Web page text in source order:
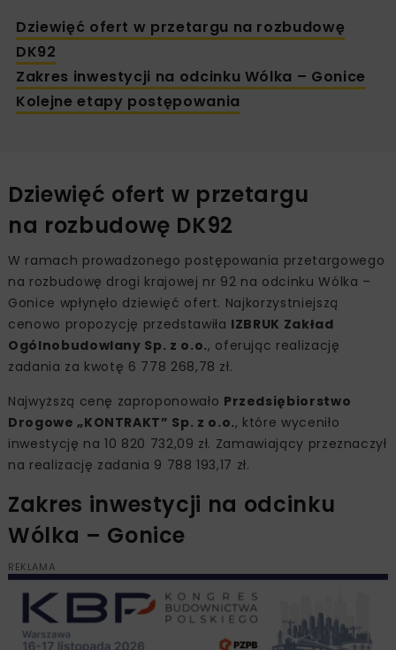
Dziewięć ofert w przetargu na rozbudowę
DK92
Zakres inwestycji na odcinku Wólka – Gonice
Kolejne etapy postępowania
Dziewięć ofert w przetargu
na rozbudowę DK92
W ramach prowadzonego postępowania przetargowego
na rozbudowę drogi krajowej nr 92 na odcinku Wólka –
Gonice wpłynęło dziewięć ofert. Najkorzystniejszą
cenowo propozycję przedstawiła IZBRUK Zakład
Ogólnobudowlany Sp. z o.o., oferując realizację
zadania za kwotę 6 778 268,78 zł.
Najwyższą cenę zaproponowało Przedsiębiorstwo
Drogowe „KONTRAKT” Sp. z o.o., które wyceniło
inwestycję na 10 820 732,09 zł. Zamawiający przeznaczył
na realizację zadania 9 788 193,17 zł.
Zakres inwestycji na odcinku
Wólka – Gonice
REKLAMA